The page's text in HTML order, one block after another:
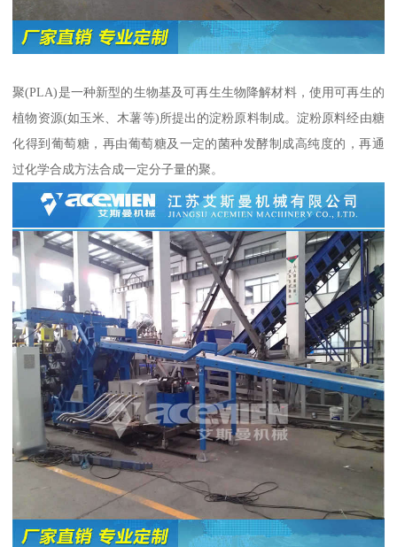
聚(PLA)是一种新型的生物基及可再生生物降解材料，使用可再生的
植物资源(如玉米、木薯等)所提出的淀粉原料制成。淀粉原料经由糖
化得到葡萄糖，再由葡萄糖及一定的菌种发酵制成高纯度的，再通
过化学合成方法合成一定分子量的聚。